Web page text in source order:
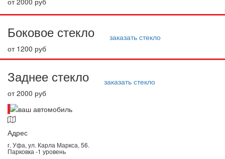
Боковое стекло
от 1200 руб
заказать стекло
Заднее стекло
от 2000 руб
заказать стекло
Адрес
г. Уфа, ул. Карла Маркса, 56.
Парковка -1 уровень